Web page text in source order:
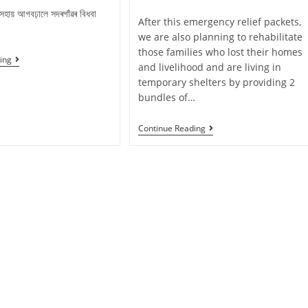
আগবঢ়ালে সদৰগাঁৱৰ বিধবা
After this emergency relief packets,
we are also planning to rehabilitate
those families who lost their homes
and livelihood and are living in
temporary shelters by providing 2
bundles of…
Continue Reading